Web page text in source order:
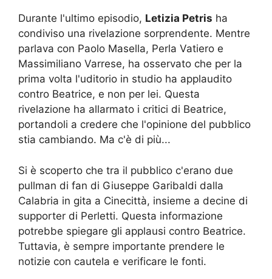
Durante l'ultimo episodio, Letizia Petris ha
condiviso una rivelazione sorprendente. Mentre
parlava con Paolo Masella, Perla Vatiero e
Massimiliano Varrese, ha osservato che per la
prima volta l'uditorio in studio ha applaudito
contro Beatrice, e non per lei. Questa
rivelazione ha allarmato i critici di Beatrice,
portandoli a credere che l'opinione del pubblico
stia cambiando. Ma c'è di più...
Si è scoperto che tra il pubblico c'erano due
pullman di fan di Giuseppe Garibaldi dalla
Calabria in gita a Cinecittà, insieme a decine di
supporter di Perletti. Questa informazione
potrebbe spiegare gli applausi contro Beatrice.
Tuttavia, è sempre importante prendere le
notizie con cautela e verificare le fonti.